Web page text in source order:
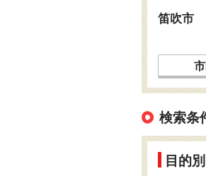
笛吹市
検索条
目的別